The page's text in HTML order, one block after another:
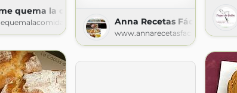
quema la comida
Anna Recetas Fáciles
www.annarecetasfaciles.com